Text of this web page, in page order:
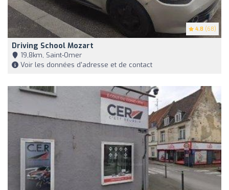
4.8 (68)
Driving School Mozart
19,8km, Saint-Omer
Voir les données d'adresse et de contact